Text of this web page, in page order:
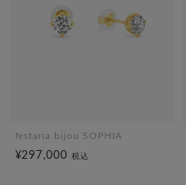
festaria bijou SOPHIA
¥297,000税込